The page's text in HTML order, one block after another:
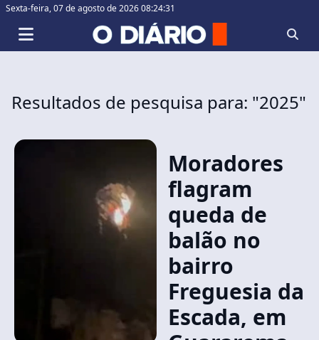
Sexta-feira,07 de agosto de 2026 08:24:31
Resultados de pesquisa para: "2025"
Moradores
flagram
queda de
balão no
bairro
Freguesia da
Escada, em